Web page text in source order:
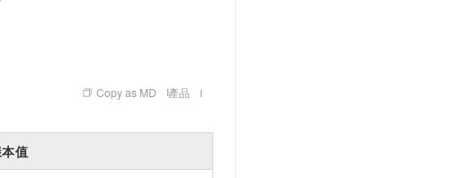
Copy as MD 產品
值